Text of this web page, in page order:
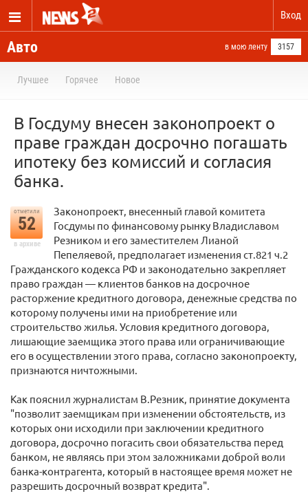
Вход
Авто в мою ленту 3157
Лучшее Горячее Новое
В Госдуму внесен законопроект о
праве граждан досрочно погашать
ипотеку без комиссий и согласия
банка.
отметили
52
в архиве
Законопроект, внесенный главой комитета
Госдумы по финансовому рынку Владиславом
Резником и его заместителем Лианой
Пепеляевой, предполагает изменения ст.821 ч.2
Гражданского кодекса РФ и законодательно закрепляет
право граждан — клиентов банков на досрочное
расторжение кредитного договора, денежные средства по
которому получены ими на приобретение или
строительство жилья. Условия кредитного договора,
лишающие заемщика этого права или ограничивающие
его в осуществлении этого права, согласно законопроекту,
признаются ничтожными.
Как пояснил журналистам В.Резник, принятие документа
"позволит заемщикам при изменении обстоятельств, из
которых они исходили при заключении кредитного
договора, досрочно погасить свои обязательства перед
банком, не являясь при этом заложниками доброй воли
банка-контрагента, который в настоящее время может не
разрешить досрочный возврат кредита".